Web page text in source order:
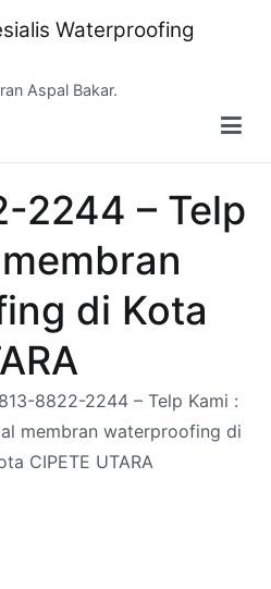
Waterproofing
Aspal Bakar.
2244 – Telp
di Kota
8822-2244 – Telp Kami :
membran waterproofing di
CIPETE UTARA